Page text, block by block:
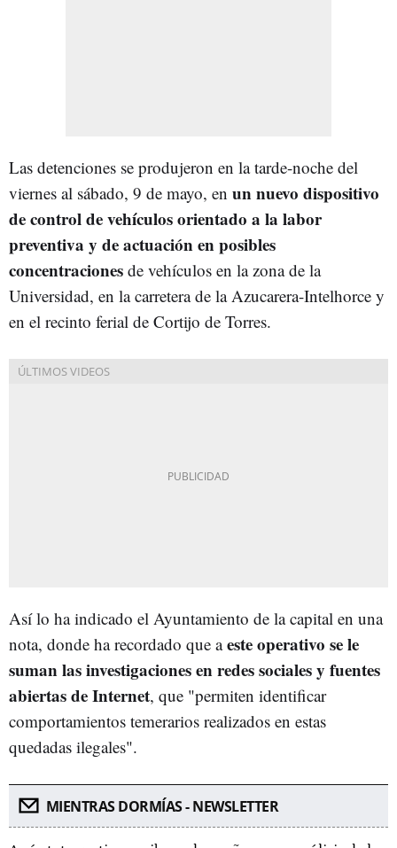
Las detenciones se produjeron en la tarde-noche del
viernes al sábado, 9 de mayo, en un nuevo dispositivo
de control de vehículos orientado a la labor
preventiva y de actuación en posibles
concentraciones de vehículos en la zona de la
Universidad, en la carretera de la Azucarera-Intelhorce y
en el recinto ferial de Cortijo de Torres.
Así lo ha indicado el Ayuntamiento de la capital en una
nota, donde ha recordado que aeste operativo se le
suman las investigaciones en redes sociales y fuentes
abiertas de Internet, que "permiten identificar
comportamientos temerarios realizados en estas
quedadas ilegales".
MIENTRAS DORMÍAS - NEWSLETTER